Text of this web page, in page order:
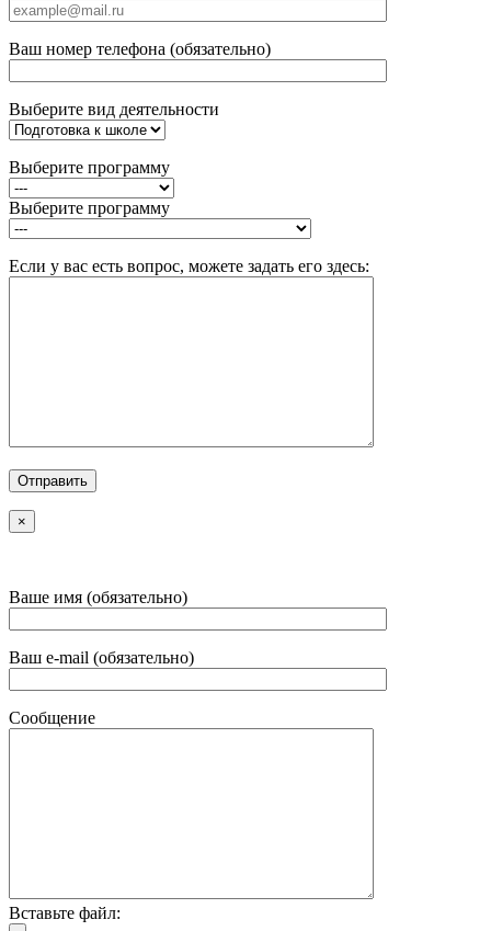
Ваш номер телефона (обязательно)
Выберите вид деятельности
Выберите программу
Выберите программу
Если у вас есть вопрос, можете задать его здесь:
×
Ваше имя (обязательно)
Ваш e-mail (обязательно)
Сообщение
Вставьте файл: